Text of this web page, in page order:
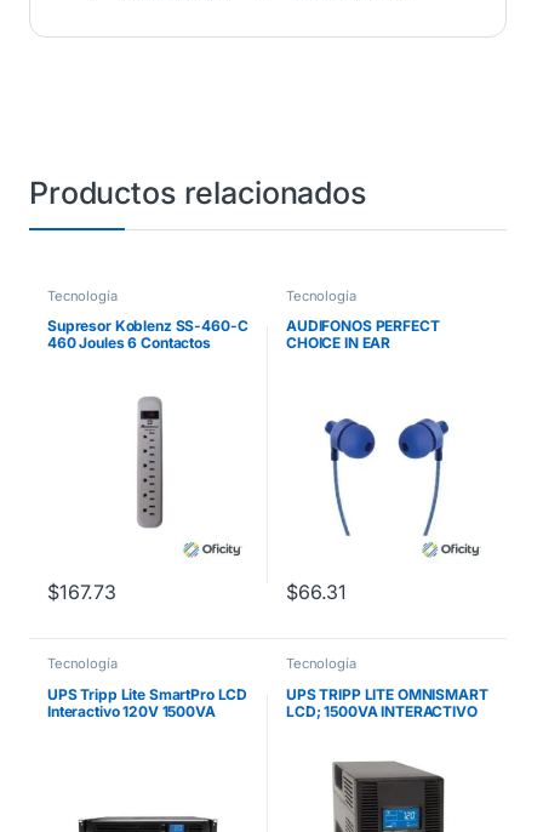
Productos relacionados
Tecnología
Supresor Koblenz SS-460-C
460 Joules 6 Contactos
$167.73
Tecnología
AUDIFONOS PERFECT
CHOICE IN EAR
$66.31
Tecnología
UPS Tripp Lite SmartPro LCD
Interactivo 120V 1500VA
Tecnología
UPS TRIPP LITE OMNISMART
LCD; 1500VA INTERACTIVO